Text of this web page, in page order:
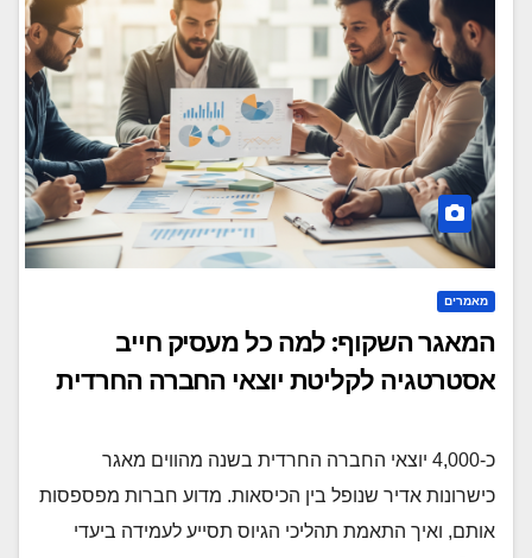
מאמרים
המאגר השקוף: למה כל מעסיק חייב
אסטרטגיה לקליטת יוצאי החברה החרדית
כ-4,000 יוצאי החברה החרדית בשנה מהווים מאגר
כישרונות אדיר שנופל בין הכיסאות. מדוע חברות מפספסות
אותם, ואיך התאמת תהליכי הגיוס תסייע לעמידה ביעדי